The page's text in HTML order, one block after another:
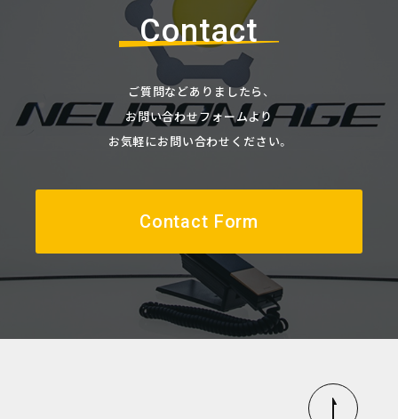
Contact
ご質問などありましたら、
お問い合わせフォームより
お気軽にお問い合わせください。
Contact Form